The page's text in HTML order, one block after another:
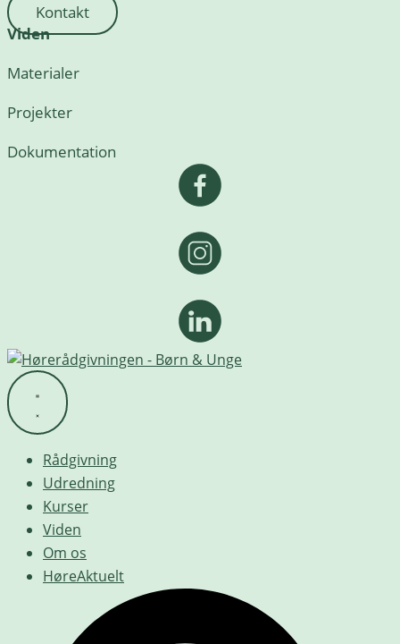
Kontakt
Viden
Materialer
Projekter
Dokumentation
Rådgivning
Udredning
Kurser
Viden
Om os
HøreAktuelt